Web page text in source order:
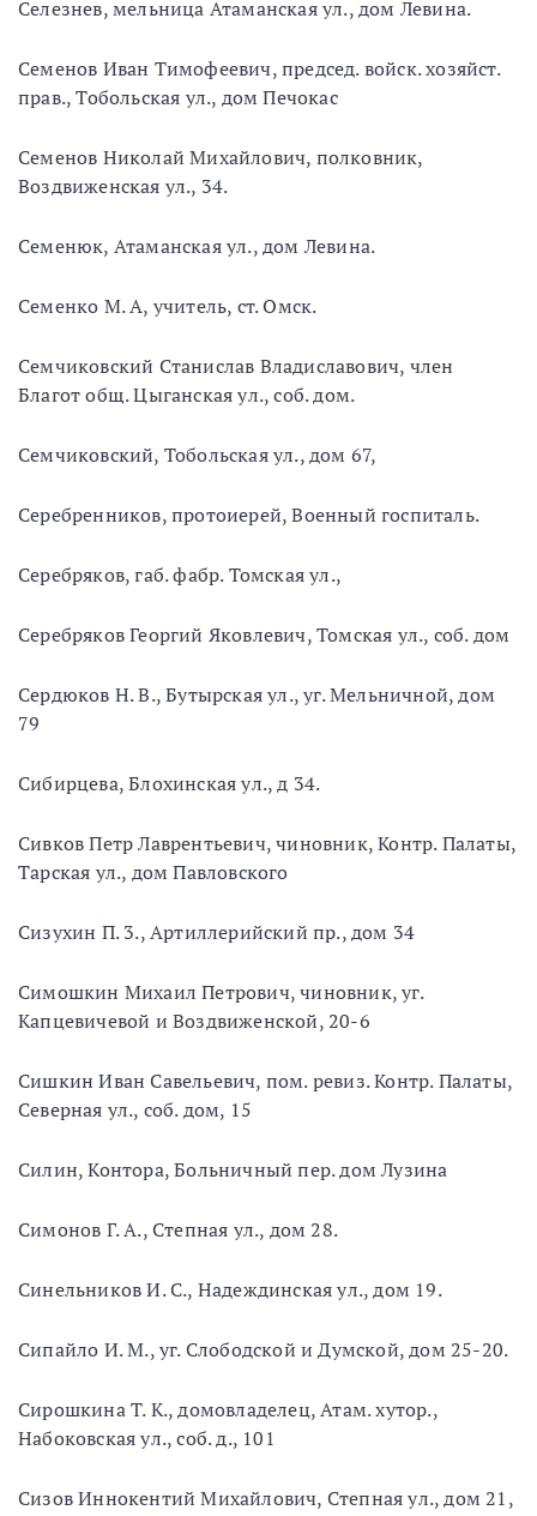
Селезнев, мельница Атаманская ул., дом Левина.
Семенов Иван Тимофеевич, председ. войск. хозяйст.
прав., Тобольская ул., дом Печокас
Семенов Николай Михайлович, полковник,
Воздвиженская ул., 34.
Семенюк, Атаманская ул., дом Левина.
Семенко М. А, учитель, ст. Омск.
Семчиковский Станислав Владиславович, член
Благот общ. Цыганская ул., соб. дом.
Семчиковский, Тобольская ул., дом 67,
Серебренников, протоиерей, Военный госпиталь.
Серебряков, габ. фабр. Томская ул.,
Серебряков Георгий Яковлевич, Томская ул., соб. дом
Сердюков Н. В., Бутырская ул., уг. Мельничной, дом
79
Сибирцева, Блохинская ул., д 34.
Сивков Петр Лаврентьевич, чиновник, Контр. Палаты,
Тарская ул., дом Павловского
Сизухин П. 3., Артиллерийский пр., дом 34
Симошкин Михаил Петрович, чиновник, уг.
Капцевичевой и Воздвиженской, 20-6
Сишкин Иван Савельевич, пом. ревиз. Контр. Палаты,
Северная ул., соб. дом, 15
Силин, Контора, Больничный пер. дом Лузина
Симонов Г. А., Степная ул., дом 28.
Синельников И. С., Надеждинская ул., дом 19.
Сипайло И. М., уг. Слободской и Думской, дом 25-20.
Сирошкина Т. К., домовладелец, Атам. хутор.,
Набоковская ул., соб. д., 101
Сизов Иннокентий Михайлович, Степная ул., дом 21,